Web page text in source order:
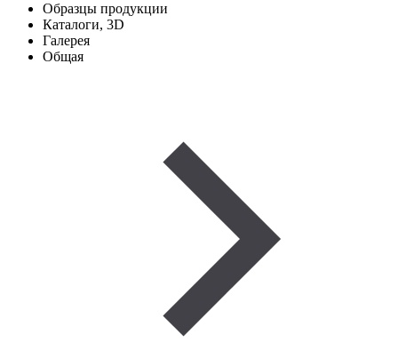
Образцы продукции
Каталоги, 3D
Галерея
Общая